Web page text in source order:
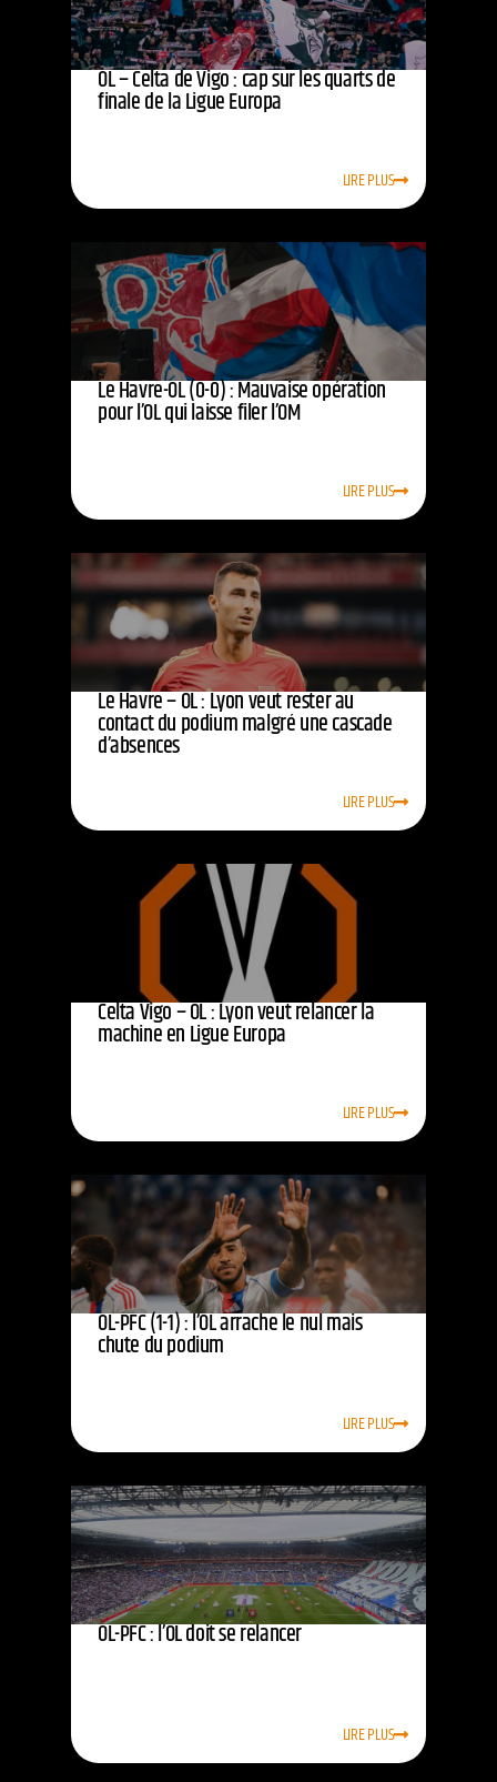
OL – Celta de Vigo : cap sur les quarts de
finale de la Ligue Europa
LIRE PLUS
Le Havre-OL (0-0) : Mauvaise opération
pour l’OL qui laisse filer l’OM
LIRE PLUS
Le Havre – OL : Lyon veut rester au
contact du podium malgré une cascade
d’absences
LIRE PLUS
Celta Vigo – OL : Lyon veut relancer la
machine en Ligue Europa
LIRE PLUS
OL-PFC (1-1) : l’OL arrache le nul mais
chute du podium
LIRE PLUS
OL-PFC : l’OL doit se relancer
LIRE PLUS